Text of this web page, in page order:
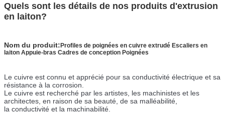
Quels sont les détails de nos produits d'extrusion
en laiton?
Nom du produit:Profiles de poignées en cuivre extrudé Escaliers en
laiton Appuie-bras Cadres de conception Poignées
Le cuivre est connu et apprécié pour sa conductivité électrique et sa
résistance à la corrosion.
Le cuivre est recherché par les artistes, les machinistes et les
architectes, en raison de sa beauté, de sa malléabilité,
la conductivité et la machinabilité.